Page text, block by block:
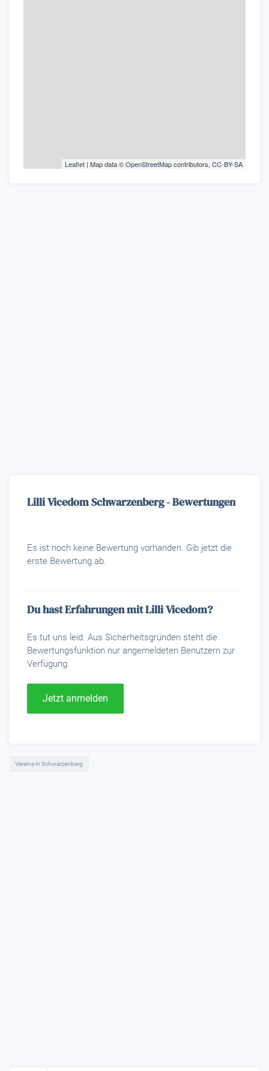
Leaflet | Map data ©OpenStreetMapcontributors, CC-BY-SA
Lilli Vicedom Schwarzenberg - Bewertungen
Es ist noch keine Bewertung vorhanden. Gib jetzt die
erste Bewertung ab.
Du hast Erfahrungen mit Lilli Vicedom?
Es tut uns leid. Aus Sicherheitsgründen steht die
Bewertungsfunktion nur angemeldeten Benutzern zur
Verfügung.
Jetzt anmelden
Vereine in Schwarzenberg